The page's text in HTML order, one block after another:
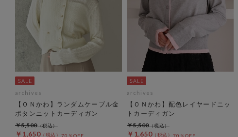
archives
【ＯＮかわ】ランダムケーブル金
ボタンニットカーディガン
￥1,650 70％OFF
￥5,500
archives
【ＯＮかわ】配色レイヤードニッ
トカーディガン
￥1,650 70％OFF
￥5,500